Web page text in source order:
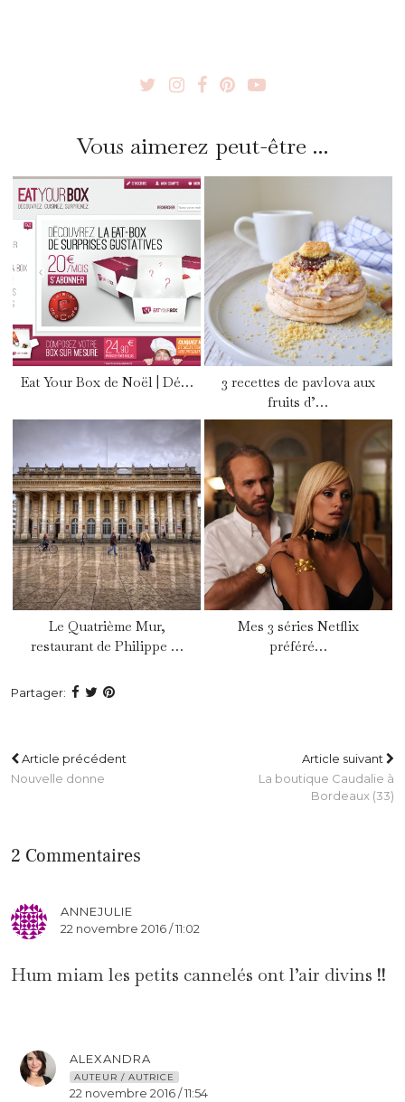
Vous aimerez peut-être ...
Eat Your Box de Noël | Dé…
3 recettes de pavlova aux
fruits d’…
Le Quatrième Mur,
restaurant de Philippe …
Mes 3 séries Netflix
préféré…
Partager:
Article précédent
Nouvelle donne
Article suivant
La boutique Caudalie à
Bordeaux (33)
2 Commentaires
ANNEJULIE
22 novembre 2016 / 11:02
Hum miam les petits cannelés ont l’air divins !!
ALEXANDRA
AUTEUR / AUTRICE
22 novembre 2016 / 11:54